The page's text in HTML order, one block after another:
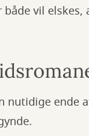
vil
nutidige ende